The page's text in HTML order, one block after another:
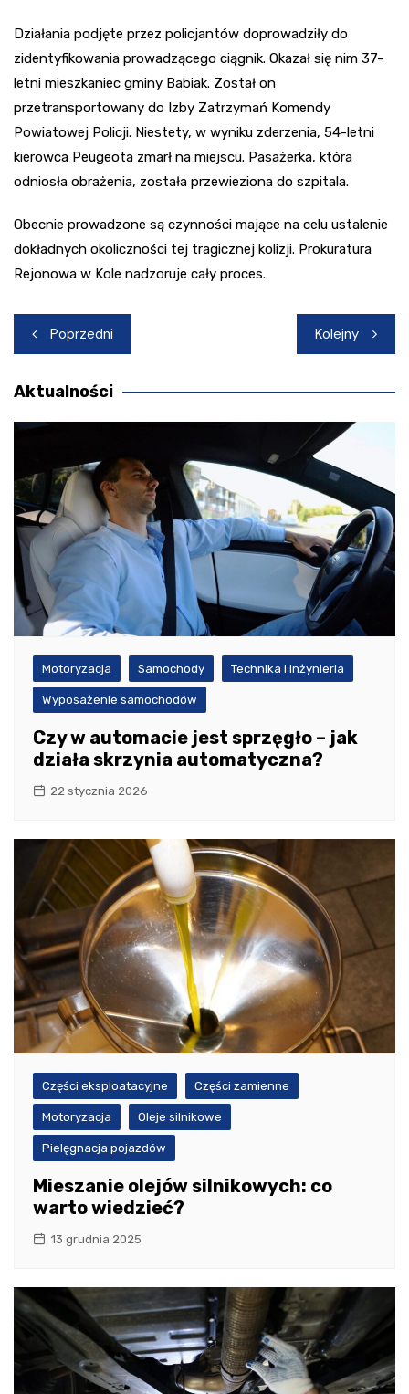
Działania podjęte przez policjantów doprowadziły do
zidentyfikowania prowadzącego ciągnik. Okazał się nim 37-
letni mieszkaniec gminy Babiak. Został on
przetransportowany do Izby Zatrzymań Komendy
Powiatowej Policji. Niestety, w wyniku zderzenia, 54-letni
kierowca Peugeota zmarł na miejscu. Pasażerka, która
odniosła obrażenia, została przewieziona do szpitala.
Obecnie prowadzone są czynności mające na celu ustalenie
dokładnych okoliczności tej tragicznej kolizji. Prokuratura
Rejonowa w Kole nadzoruje cały proces.
Nawigacja
wpisu
Poprzedni Kolejny
Aktualności
Motoryzacja Samochody Technika i inżynieria
Wyposażenie samochodów
Czy w automacie jest sprzęgło – jak
działa skrzynia automatyczna?
22 stycznia 2026
Części eksploatacyjne Części zamienne
Motoryzacja Oleje silnikowe
Pielęgnacja pojazdów
Mieszanie olejów silnikowych: co
warto wiedzieć?
13 grudnia 2025